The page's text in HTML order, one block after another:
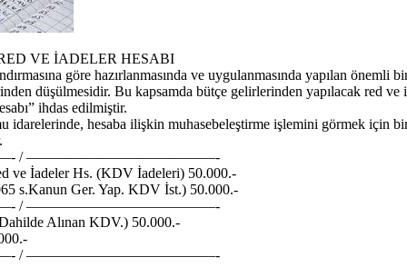
VE İADELER HESABI
göre hazırlanmasında ve uygulanmasında yapılan
düşülmesidir. Bu kapsamda bütçe gelirlerinden yapılacak red
ihdas edilmiştir.
idarelerinde, hesaba ilişkin muhasebeleştirme işlemini görmek için
/ —————————————-
ve İadeler Hs. (KDV İadeleri) 50.000.-
s.Kanun Ger. Yap. KDV İst.) 50.000.-
/ —————————————-
Alınan KDV.) 50.000.-
/ —————————————-